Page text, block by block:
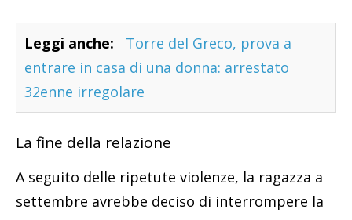
Leggi anche:
Torre del Greco, prova a
entrare in casa di una donna: arrestato
32enne irregolare
La fine della relazione
A seguito delle ripetute violenze, la ragazza a
settembre avrebbe deciso di interrompere la